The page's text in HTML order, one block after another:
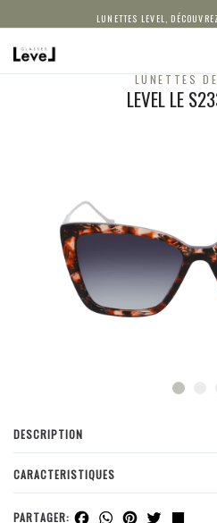
LUNETTES LEVEL,
LUNETTES
LEVEL LE
DESCRIPTION
CARACTERISTIQUES
PARTAGER: